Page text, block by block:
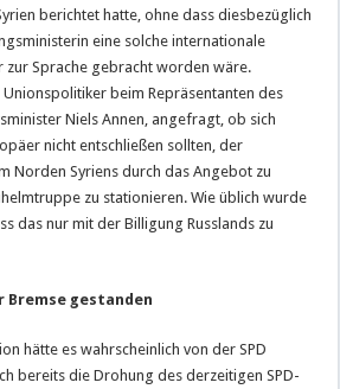
berichtet hatte, ohne dass diesbezüglich
eine solche internationale
zur Sprache gebracht worden wäre.
Unionspolitiker beim Repräsentanten des
Niels Annen, angefragt, ob sich
nicht entschließen sollten, der
Norden Syriens durch das Angebot zu
zu stationieren. Wie üblich wurde
das nur mit der Billigung Russlands zu
Bremse gestanden
hätte es wahrscheinlich von der SPD
bereits die Drohung des derzeitigen SPD-